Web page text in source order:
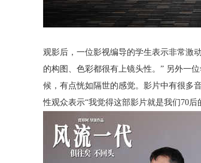
观影后，一位影视编导的学生表示非常激
的构图、色彩都很有上镜头性。” 另外一
候，有点恍如隔世的感觉。影片中有很多
性观众表示“我觉得这部影片就是我们 70后